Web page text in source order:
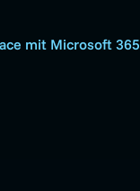
mit Microsoft 365